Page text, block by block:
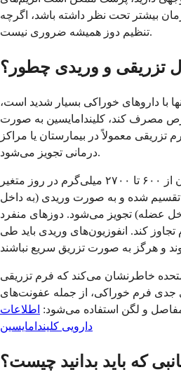
بیشتر تحت نظر داشته باشد، اگرچه
تنظیم دوز همیشه ضروری نیست.
تزریقی و وریدی چطور؟
با داروهای خوراکی بسیار شدید است،
قرص مصرف کند، کلیندامایسین به صورت
معمولاً در بیمارستان یا مراکز
درمانی تجویز می‌شود.
دوز تزریقی برای بزرگسالان از ۶۰۰ تا ۲۷۰۰ میلی‌گرم در روز متغیر
تقسیم شده و به صورت وریدی (به داخل
عضله) تجویز می‌شود. دوزهای منفرد
از ۶۰۰ میلی‌گرم تجاوز کند. انفوزیون‌های وریدی باید طی
خاطرنشان می‌کند که فرم تزریقی
جدی فرم خوراکی، از جمله عفونت‌های
و لگن استفاده می‌شود: اطلاعات
دارویی کلیندامایسین
که باید بدانید چیست؟